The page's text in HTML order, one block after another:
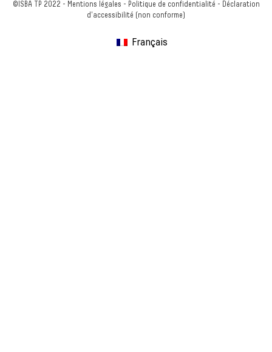
©ISBA TP 2022 - Mentions légales - Politique de confidentialité - Déclaration
d'accessibilité (non conforme)
Français